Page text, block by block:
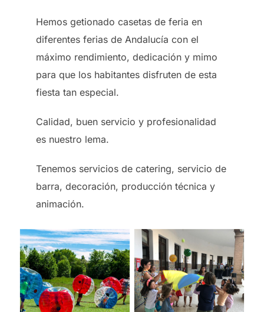
Hemos getionado casetas de feria en
diferentes ferias de Andalucía con el
máximo rendimiento, dedicación y mimo
para que los habitantes disfruten de esta
fiesta tan especial.
Calidad, buen servicio y profesionalidad
es nuestro lema.
Tenemos servicios de catering, servicio de
barra, decoración, producción técnica y
animación.